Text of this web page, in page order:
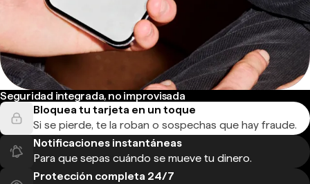
Seguridad integrada, no improvisada
Bloquea tu tarjeta en un toque
Si se pierde, te la roban o sospechas que hay fraude.
Notificaciones instantáneas
Para que sepas cuándo se mueve tu dinero.
Protección completa 24/7